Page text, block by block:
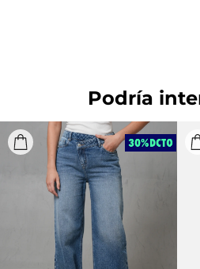
OTROS: No remojar.
OTROS: No planchar los
Podría